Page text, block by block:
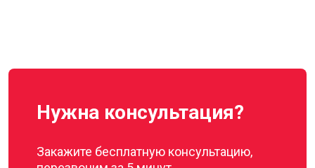
Нужна консультация?
Закажите бесплатную консультацию,